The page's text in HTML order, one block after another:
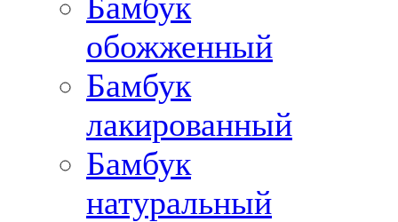
обожженный
Бамбук
лакированный
Бамбук
натуральный